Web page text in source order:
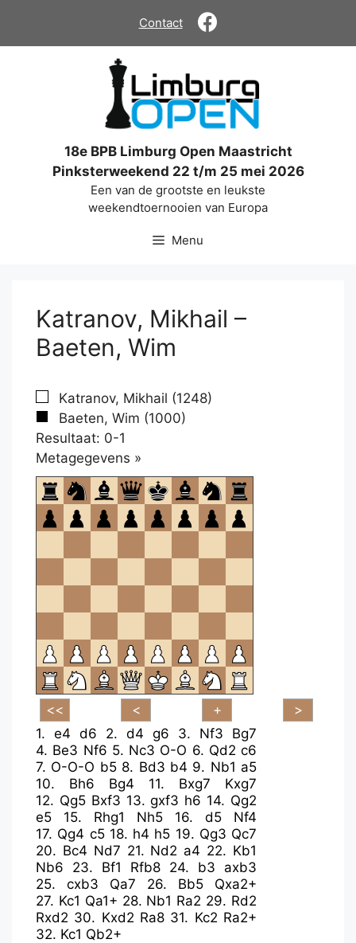
de
Contact
18e BPB Limburg Open Maastricht
Pinksterweekend 22 t/m 25 mei 2026
Een van de grootste en leukste
weekendtoernooien van Europa
Menu
Katranov, Mikhail –
Baeten, Wim
Katranov, Mikhail (1248)
Baeten, Wim (1000)
Resultaat: 0-1
Metagegevens »
om
te
openen.
1. e4 d6 2. d4 g6 3. Nf3
Bg7
4. Be3 Nf6 5. Nc3 O-O 6. Qd2 c6
7. O-O-O b5 8. Bd3 b4 9. Nb1 a5
10. Bh6 Bg4 11. Bxg7
Kxg7
12. Qg5 Bxf3 13.gxf3 h6 14. Qg2
e5
15. Rhg1 Nh5 16. d5
Nf4
17. Qg4 c5 18. h4 h5 19. Qg3 Qc7
20. Bc4 Nd7 21. Nd2 a4 22. Kb1
Nb6
23. Bf1 Rfb8 24. b3
axb3
25. cxb3 Qa7 26. Bb5
Qxa2+
27. Kc1 Qa1+ 28. Nb1 Ra2 29. Rd2
Rxd2 30. Kxd2 Ra8 31. Kc2 Ra2+
32. Kc1 Qb2+